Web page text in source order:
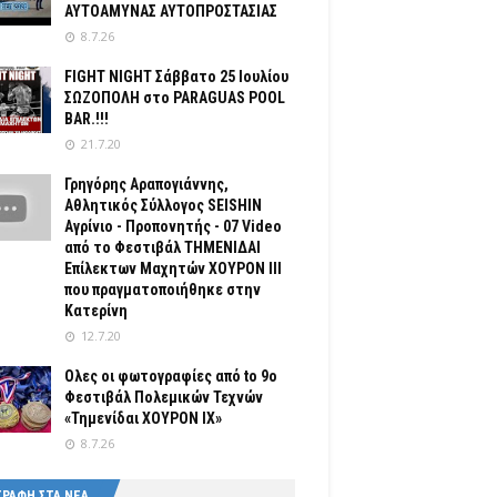
ΑΥΤΟΑΜΥΝΑΣ ΑΥΤΟΠΡΟΣΤΑΣΙΑΣ
8.7.26
FIGHT NIGHT Σάββατο 25 Ιουλίου
ΣΩΖΟΠΟΛΗ στο PARAGUAS POOL
BAR.!!!
21.7.20
Γρηγόρης Αραπογιάννης,
Αθλητικός Σύλλογος SEISHIN
Αγρίνιο - Προπονητής - 07 Video
από το Φεστιβάλ ΤΗΜΕΝΙΔΑΙ
Επίλεκτων Μαχητών ΧΟΥΡΟΝ ΙΙΙ
που πραγματοποιήθηκε στην
Κατερίνη
12.7.20
Ολες οι φωτογραφίες από tο 9ο
Φεστιβάλ Πολεμικών Τεχνών
«Τημενίδαι ΧΟΥΡΟΝ ΙΧ»
8.7.26